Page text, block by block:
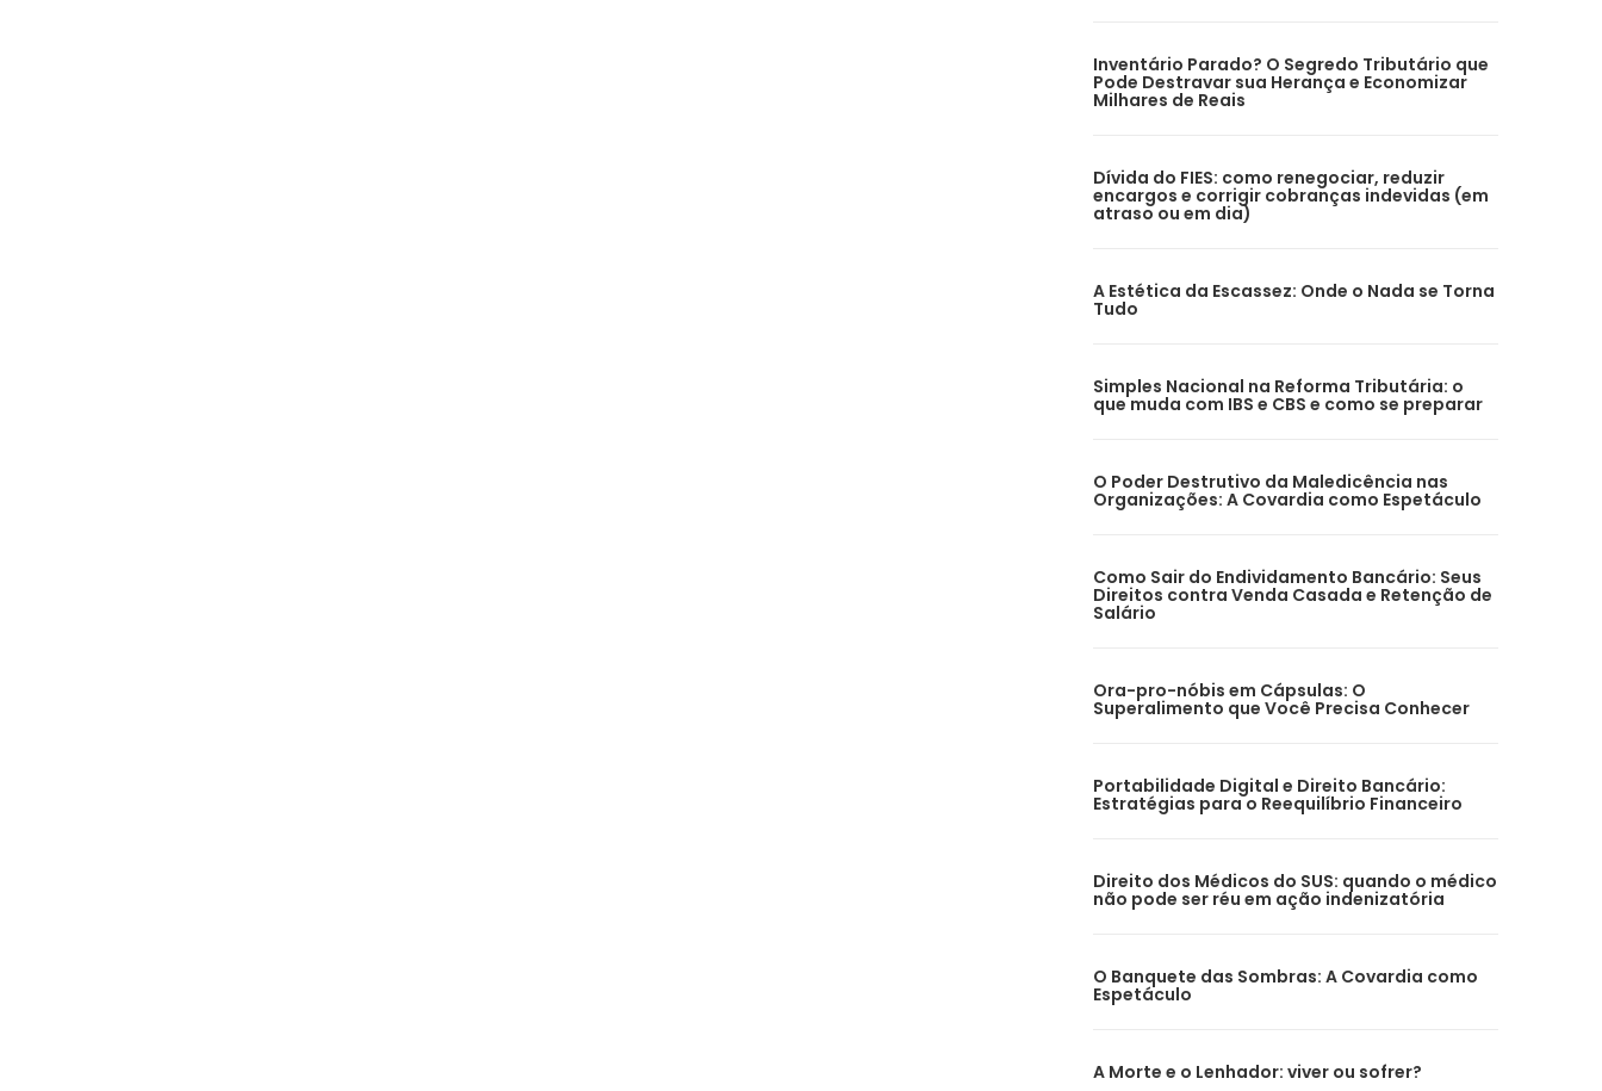
Inventário Parado? O Segredo Tributário que
Pode Destravar sua Herança e Economizar
Milhares de Reais
Dívida do FIES: como renegociar, reduzir
encargos e corrigir cobranças indevidas (em
atraso ou em dia)
A Estética da Escassez: Onde o Nada se Torna
Tudo
Simples Nacional na Reforma Tributária: o
que muda com IBS e CBS e como se preparar
O Poder Destrutivo da Maledicência nas
Organizações: A Covardia como Espetáculo
Como Sair do Endividamento Bancário: Seus
Direitos contra Venda Casada e Retenção de
Salário
Ora-pro-nóbis em Cápsulas: O
Superalimento que Você Precisa Conhecer
Portabilidade Digital e Direito Bancário:
Estratégias para o Reequilíbrio Financeiro
Direito dos Médicos do SUS: quando o médico
não pode ser réu em ação indenizatória
O Banquete das Sombras: A Covardia como
Espetáculo
A Morte e o Lenhador: viver ou sofrer?